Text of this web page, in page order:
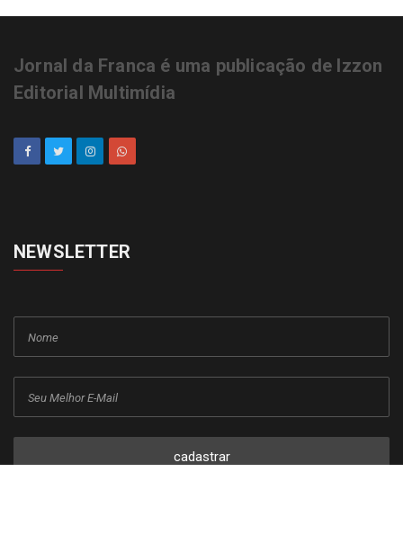
Jornal da Franca é uma publicação de Izzon
Editorial Multimídia
NEWSLETTER
cadastrar